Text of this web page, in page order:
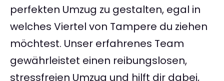
perfekten Umzug zu gestalten, egal in
welches Viertel von Tampere du ziehen
möchtest. Unser erfahrenes Team
gewährleistet einen reibungslosen,
stressfreien Umzug und hilft dir dabei,